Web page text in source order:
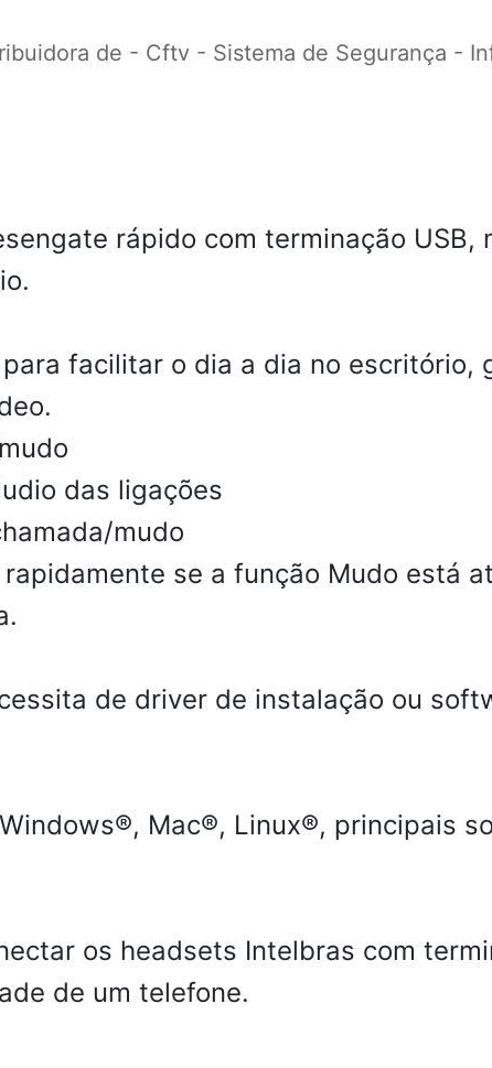
de - Cftv - Sistema de Segurança -
rápido com terminação
facilitar o dia a dia no escritório,
das ligações
mudo
se a função Mudo está
de driver de instalação ou
Mac®, Linux®, principais
os headsets Intelbras com
de um telefone.